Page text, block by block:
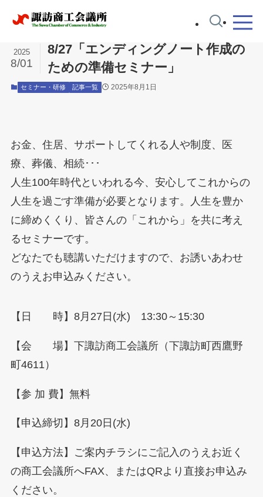
ホーム セミナー・研修
8/27「エンディングノート作成の
ための準備セミナー」
2025
8/01
セミナー・研修 記事一覧 2025年8月1日
お金、住居、サポートしてくれる人や制度、医
療、葬儀、相続･･･
人生100年時代といわれる今、安心してこれからの
人生を過ごす準備が必要となります。人生を豊か
に締めくくり、皆さんの「これから」を共に考え
るセミナーです。
どなたでも聴講いただけますので、お誘いあわせ
のうえお申込みください。
【日 時】8月27日(水) 13:30～15:30
【会 場】下諏訪商工会議所（下諏訪町西鷹野
町4611）
【参 加 費】無料
【申込締切】8月20日(水)
【申込方法】ご案内チラシにご記入のうえお近く
の商工会議所へFAX、またはQRより直接お申込み
ください。